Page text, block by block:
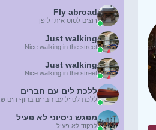
Fly abroad
רוצים לטוס איתי ליפן
Just walking
Nice walking in the street
Just walking
Nice walking in the street
ללכת לים עם חברים
ללכת לטייל עם חברים בחוף הים ש...
מפגש ניסיוני לא פעיל
לרקוד לא פעיל